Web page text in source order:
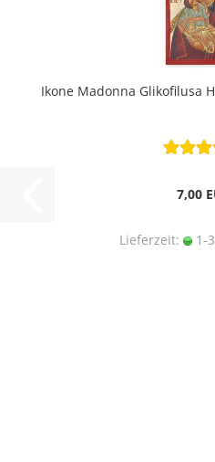
Ikone Madonna Glikofilusa
7,00
Lieferzeit: 1-